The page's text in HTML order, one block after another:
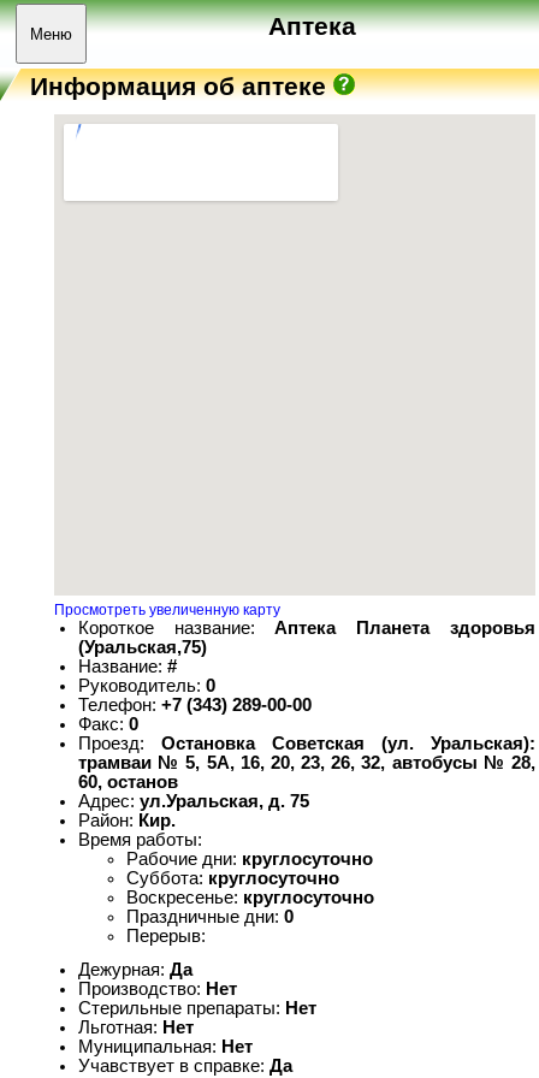
Меню Аптека
Информация об аптеке
Просмотреть увеличенную карту
Короткое название:Аптека Планета здоровья
(Уральская,75)
Название: #
Руководитель: 0
Телефон: +7 (343) 289-00-00
Факс: 0
Проезд: Остановка Советская (ул. Уральская):
трамваи № 5, 5А, 16, 20, 23, 26, 32, автобусы № 28,
60, останов
Адрес: ул.Уральская, д. 75
Район: Кир.
Время работы:
Рабочие дни: круглосуточно
Суббота: круглосуточно
Воскресенье: круглосуточно
Праздничные дни: 0
Перерыв:
Дежурная: Да
Производство: Нет
Стерильные препараты: Нет
Льготная: Нет
Муниципальная: Нет
Учавствует в справке: Да